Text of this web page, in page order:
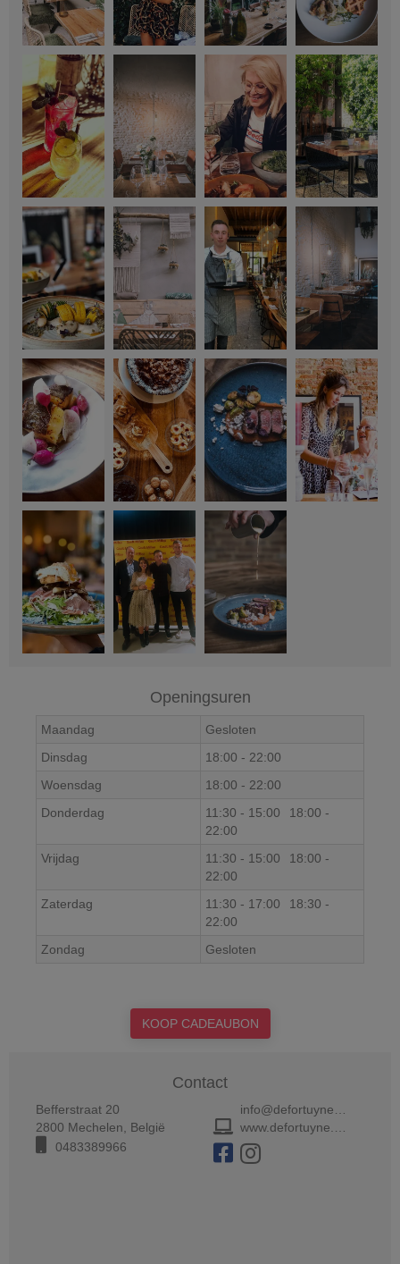
Openingsuren
Maandag
Gesloten
Dinsdag
18:00 - 22:00
Woensdag
18:00 - 22:00
Donderdag
11:30 - 15:00 18:00 -
22:00
Vrijdag
11:30 - 15:00 18:00 -
22:00
Zaterdag
11:30 - 17:00 18:30 -
22:00
Zondag
Gesloten
KOOP CADEAUBON
Contact
Befferstraat 20
2800 Mechelen
België
0483389966